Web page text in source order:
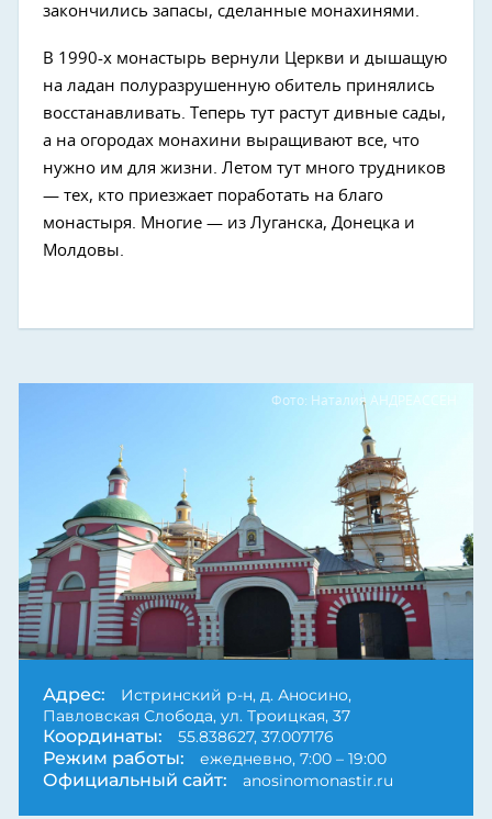
закончились запасы, сделанные монахинями.
В 1990-х монастырь вернули Церкви и дышащую
на ладан полуразрушенную обитель принялись
восстанавливать. Теперь тут растут дивные сады,
а на огородах монахини выращивают все, что
нужно им для жизни. Летом тут много трудников
— тех, кто приезжает поработать на благо
монастыря. Многие — из Луганска, Донецка и
Молдовы.
Фото: Наталия АНДРЕАССЕН
Адрес:
Истринский р-н, д. Аносино,
Павловская Слобода, ул. Троицкая, 37
Координаты: 55.838627, 37.007176
Режим работы: ежедневно, 7:00 – 19:00
Официальный сайт: anosinomonastir.ru